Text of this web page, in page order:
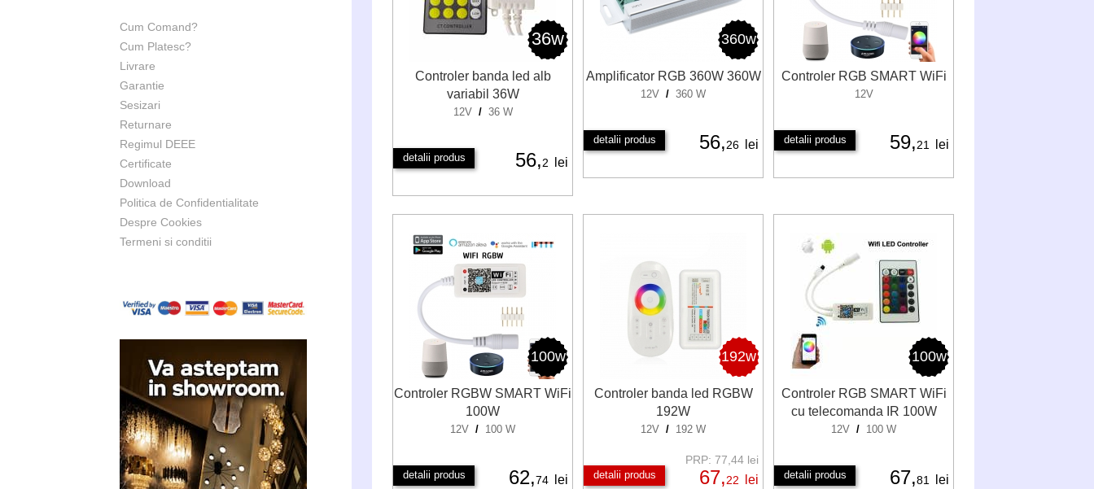
Cum Comand?
Cum Platesc?
Livrare
Garantie
Sesizari
Returnare
Regimul DEEE
Certificate
Download
Politica de Confidentialitate
Despre Cookies
Termeni si conditii
36w
Controler banda led alb
variabil 36W
12V / 36 W
detalii produs 56,2 lei
360w
Amplificator RGB 360W 360W
12V / 360 W
detalii produs 56,26 lei
Controler RGB SMART WiFi
12V
detalii produs 59,21 lei
100w
Controler RGBW SMART WiFi
100W
12V / 100 W
detalii produs 62,74 lei
192w
Controler banda led RGBW
192W
12V / 192 W
detalii produs
PRP: 77,44 lei
67,22 lei
100w
Controler RGB SMART WiFi
cu telecomanda IR 100W
12V / 100 W
detalii produs 67,81 lei